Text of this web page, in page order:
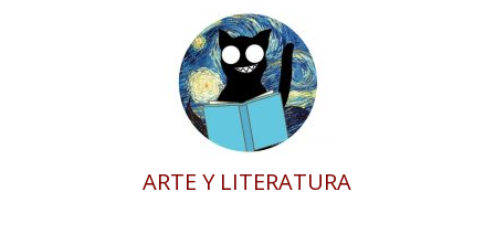
ARTE Y LITERATURA